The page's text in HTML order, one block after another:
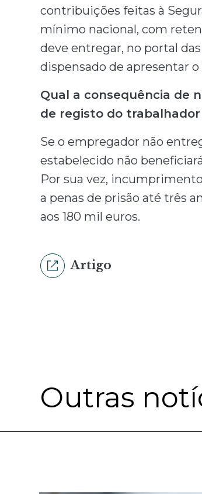
contribuições feitas à
mínimo nacional, com
deve entregar, no portal
dispensado de apresentar o
Qual a consequência de
de registo do trabalhador
Se o empregador não
estabelecido não
Por sua vez,
a penas de prisão até três
aos 180 mil euros.
Artigo
Outras